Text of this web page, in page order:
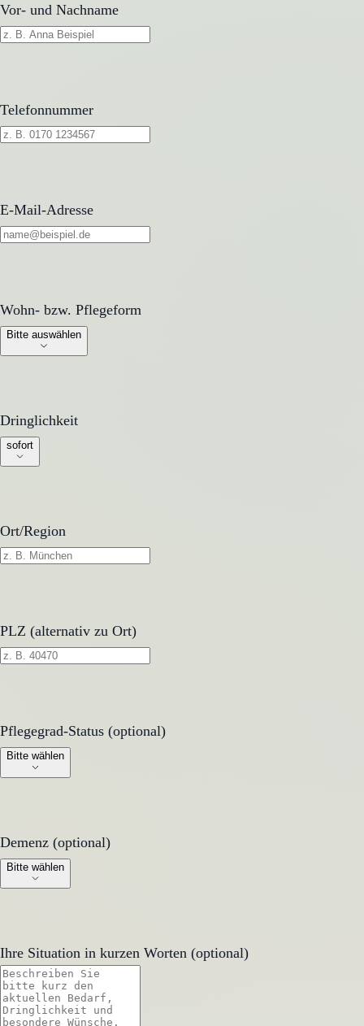
Vor- und Nachname
Telefonnummer
E-Mail-Adresse
Wohn- bzw. Pflegeform
Wohn- bzw. Pflegeform
Bitte auswählen
Dringlichkeit
Dringlichkeit
sofort
Ort/Region
PLZ (alternativ zu Ort)
Pflegegrad-Status (optional)
Pflegegrad-Status (optional)
Bitte wählen
Demenz (optional)
Demenz (optional)
Bitte wählen
Ihre Situation in kurzen Worten (optional)